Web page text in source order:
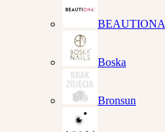
BEAUTIONA
Boska
Bronsun